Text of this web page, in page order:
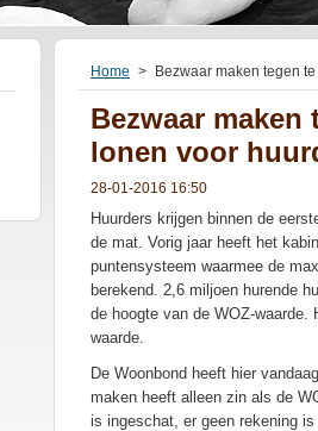
Home > Bezwaar maken tegen
Bezwaar maken
lonen voor
28-01-2016 16:50
Huurders krijgen binnen de
de mat. Vorig jaar heeft het
puntensysteem waarmee de
berekend. 2,6 miljoen hurende
de hoogte van de WOZ-waarde.
waarde.
De Woonbond heeft hier
maken heeft alleen zin als de
is ingeschat, er geen rekening